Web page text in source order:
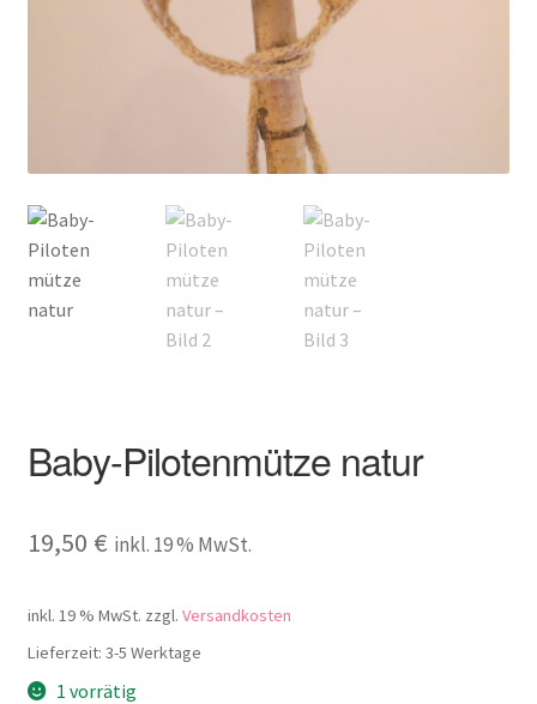
Baby-Pilotenmütze natur
19,50 € inkl. 19 % MwSt.
inkl. 19 % MwSt. zzgl. Versandkosten
Lieferzeit: 3-5 Werktage
1 vorrätig